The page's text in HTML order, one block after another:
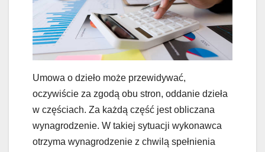
Umowa o dzieło może przewidywać,
oczywiście za zgodą obu stron, oddanie dzieła
w częściach. Za każdą część jest obliczana
wynagrodzenie. W takiej sytuacji wykonawca
otrzyma wynagrodzenie z chwilą spełnienia